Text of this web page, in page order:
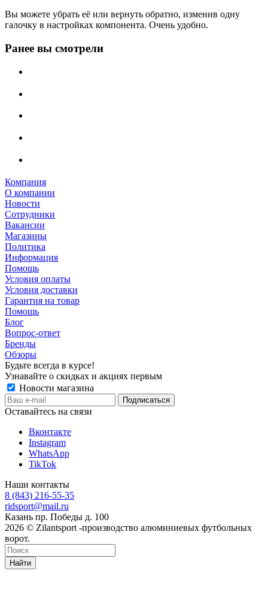
Вы можете убрать её или вернуть обратно, изменив одну
галочку в настройках компонента. Очень удобно.
Ранее вы смотрели
Компания
О компании
Новости
Сотрудники
Вакансии
Магазины
Политика
Информация
Помощь
Условия оплаты
Условия доставки
Гарантия на товар
Помощь
Блог
Вопрос-ответ
Бренды
Обзоры
Будьте всегда в курсе!
Узнавайте о скидках и акциях первым
Новости магазина
Оставайтесь на связи
Вконтакте
Instagram
WhatsApp
TikTok
Наши контакты
8 (843) 216-55-35
ridsport@mail.ru
Казань пр. Победы д. 100
2026 © Zilantsport -производство алюминиевых футбольных
ворот.
Найти